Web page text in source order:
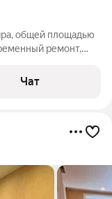
общей площадью
ремонт,
и чистая. При
Чат